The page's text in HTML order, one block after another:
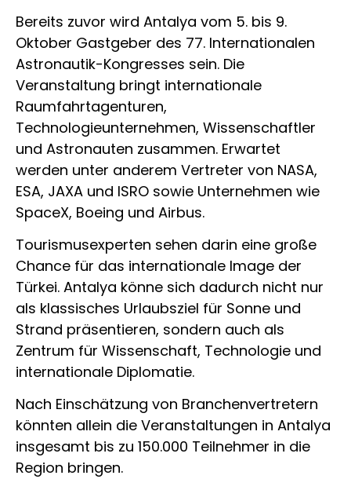
Bereits zuvor wird Antalya vom 5. bis 9.
Oktober Gastgeber des 77. Internationalen
Astronautik-Kongresses sein. Die
Veranstaltung bringt internationale
Raumfahrtagenturen,
Technologieunternehmen, Wissenschaftler
und Astronauten zusammen. Erwartet
werden unter anderem Vertreter von NASA,
ESA, JAXA und ISRO sowie Unternehmen wie
SpaceX, Boeing und Airbus.
Tourismusexperten sehen darin eine große
Chance für das internationale Image der
Türkei. Antalya könne sich dadurch nicht nur
als klassisches Urlaubsziel für Sonne und
Strand präsentieren, sondern auch als
Zentrum für Wissenschaft, Technologie und
internationale Diplomatie.
Nach Einschätzung von Branchenvertretern
könnten allein die Veranstaltungen in Antalya
insgesamt bis zu 150.000 Teilnehmer in die
Region bringen.